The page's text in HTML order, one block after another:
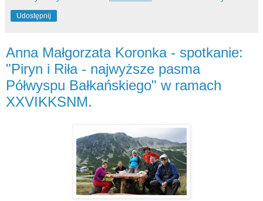
Udostępnij
Anna Małgorzata Koronka - spotkanie:
"Piryn i Riła - najwyższe pasma
Półwyspu Bałkańskiego" w ramach
XXVIKKSNM.